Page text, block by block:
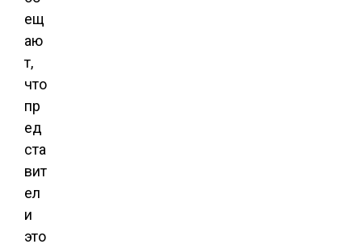
ещ
аю
т,
что
пр
ед
ста
вит
ел
и
это